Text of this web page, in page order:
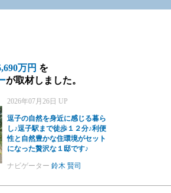
万円 を
が取材しました。
2026年07月26日 UP
逗子の自然を身近に感じる暮ら
し♪逗子駅まで徒歩１２分♪利便
性と自然豊かな住環境がセット
になった贅沢な１邸です♪
ナビゲーター 鈴木 賢司